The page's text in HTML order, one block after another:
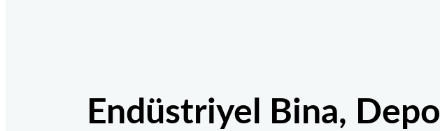
Endüstriyel Bina, Depo